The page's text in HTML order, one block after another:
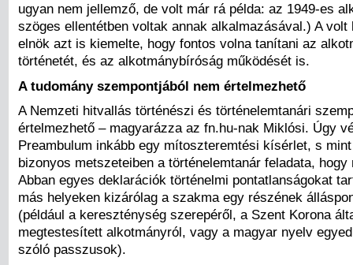
ugyan nem jellemző, de volt már rá példa: az 1949-es
szöges ellentétben voltak annak alkalmazásával.) A volt
elnök azt is kiemelte, hogy fontos volna tanítani az
történetét, és az alkotmánybíróság működését is.
A tudomány szempontjából nem értelmezhető
A Nemzeti hitvallás történészi és történelemtanári
értelmezhető – magyarázza az fn.hu-nak Miklósi. Úgy
Preambulum inkább egy mítoszteremtési kísérlet, s
bizonyos metszeteiben a történelemtanár feladata, hogy
Abban egyes deklarációk történelmi pontatlanságokat
más helyeken kizárólag a szakma egy részének
(például a kereszténység szerepéről, a Szent Korona
megtestesített alkotmányról, vagy a magyar nyelv
szóló passzusok).